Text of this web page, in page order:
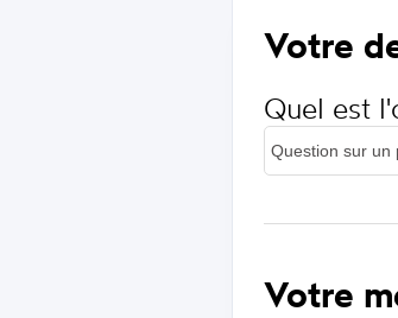
Votre
Quel est
Votre